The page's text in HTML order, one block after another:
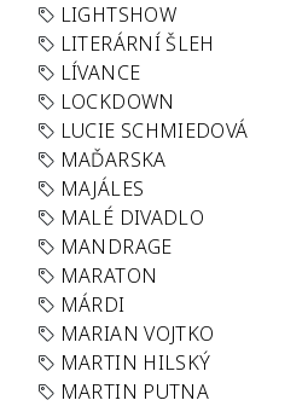
LIGHTSHOW
LITERÁRNÍ ŠLEH
LÍVANCE
LOCKDOWN
LUCIE SCHMIEDOVÁ
MAĎARSKA
MAJÁLES
MALÉ DIVADLO
MANDRAGE
MARATON
MÁRDI
MARIAN VOJTKO
MARTIN HILSKÝ
MARTIN PUTNA